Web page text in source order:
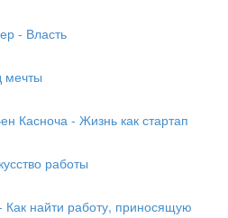
- Власть
мечты
Касноча - Жизнь как стартап
работы
Как найти работу, приносящую